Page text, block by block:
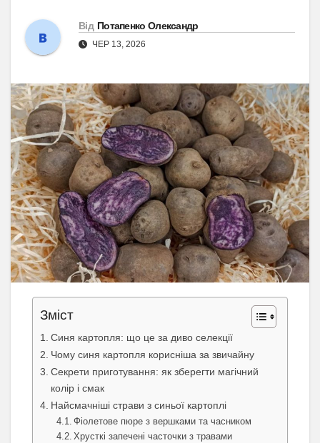
Від Потапенко Олександр
ЧЕР 13, 2026
Зміст
Синя картопля: що це за диво селекції
Чому синя картопля корисніша за звичайну
Секрети приготування: як зберегти магічний
колір і смак
Найсмачніші страви з синьої картоплі
Фіолетове пюре з вершками та часником
Хрусткі запечені часточки з травами